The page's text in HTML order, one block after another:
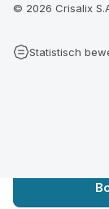
© 2026 Crisalix
Statistisch